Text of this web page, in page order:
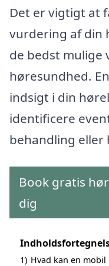
Det er vigtigt at
vurdering af din
de bedst mulige
høresundhed.
indsigt i din
identificere
behandling eller
Book gratis
dig
1) Hvad kan en